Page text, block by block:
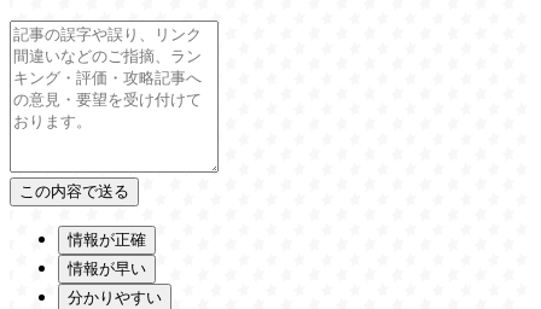
情報が正確
情報が早い
分かりやすい